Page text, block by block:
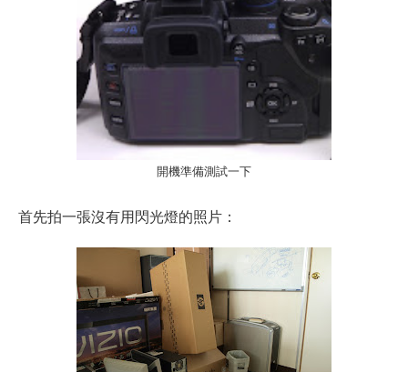
開機準備測試一下
首先拍一張沒有用閃光燈的照片：